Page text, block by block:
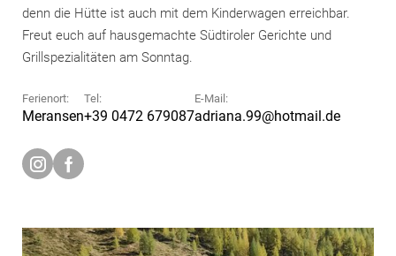
denn die Hütte ist auch mit dem Kinderwagen erreichbar.
Freut euch auf hausgemachte Südtiroler Gerichte und
Grillspezialitäten am Sonntag.
Ferienort:
Meransen
Tel:
+39 0472 679087
E-Mail:
adriana.99@hotmail.de